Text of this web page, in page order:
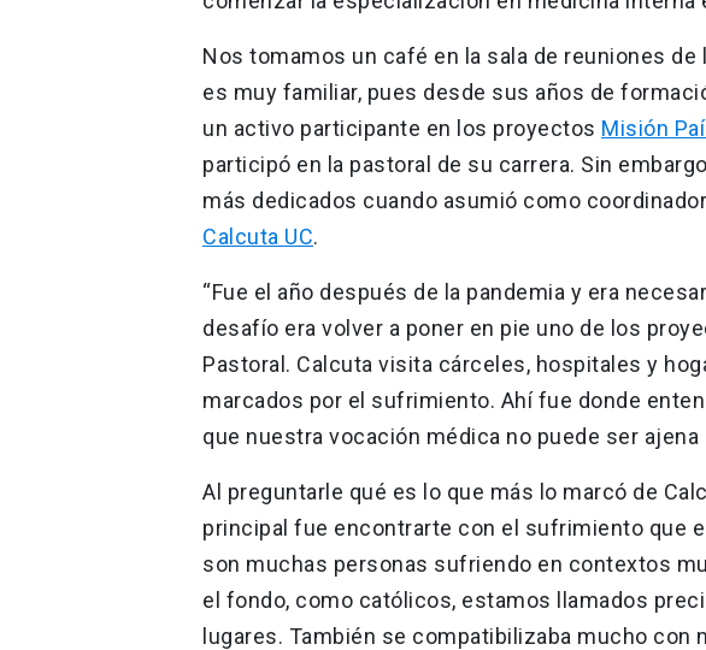
Nos tomamos un café en la sala de reuniones de
es muy familiar, pues desde sus años de
un activo participante en los proyectos Misión
participó en la pastoral de su carrera. Sin
más dedicados cuando asumió como
Calcuta UC.
“Fue el año después de la pandemia y era
desafío era volver a poner en pie uno de los
Pastoral. Calcuta visita cárceles, hospitales y
marcados por el sufrimiento. Ahí fue donde
que nuestra vocación médica no puede ser ajena
Al preguntarle qué es lo que más lo marcó de
principal fue encontrarte con el sufrimiento que
son muchas personas sufriendo en contextos
el fondo, como católicos, estamos llamados
lugares. También se compatibilizaba mucho con